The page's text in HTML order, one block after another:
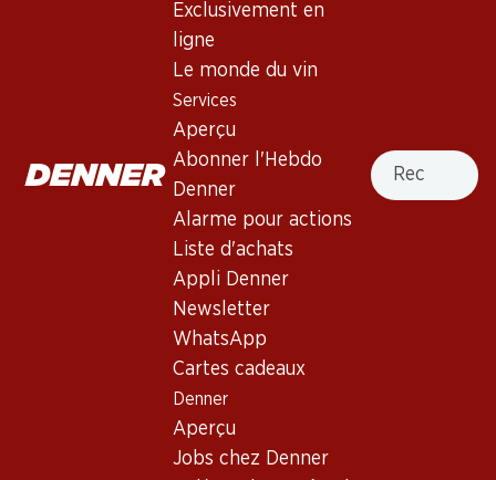
Exclusivement en
ligne
Le monde du vin
Services
Aperçu
Abonner l'Hebdo
Denner
Alarme pour actions
Liste d'achats
Appli Denner
Newsletter
WhatsApp
Cartes cadeaux
Denner
Aperçu
Jobs chez Denner
Recherche
Carpineto Chianti Classico DOCG
Toscane, 2023
une note de cuir. Bouche moyennement corsée et bien
structurée, avec une belle finale.